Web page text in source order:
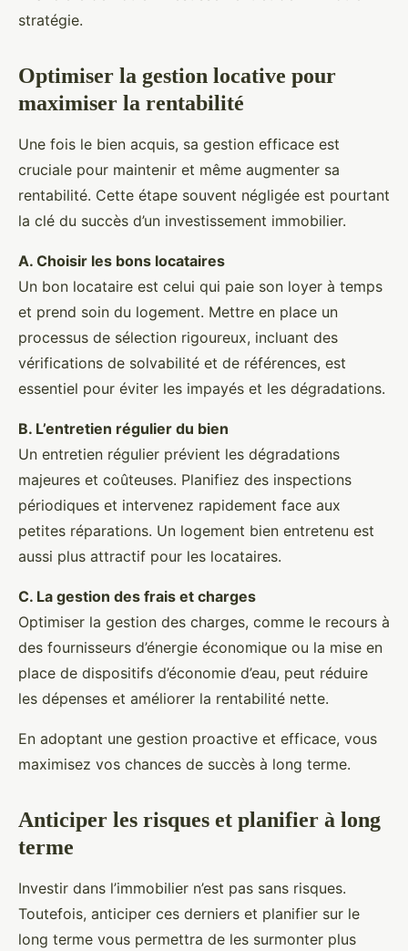
stratégie.
Optimiser la gestion locative pour
maximiser la rentabilité
Une fois le bien acquis, sa gestion efficace est
cruciale pour maintenir et même augmenter sa
rentabilité. Cette étape souvent négligée est pourtant
la clé du succès d’un investissement immobilier.
A. Choisir les bons locataires
Un bon locataire est celui qui paie son loyer à temps
et prend soin du logement. Mettre en place un
processus de sélection rigoureux, incluant des
vérifications de solvabilité et de références, est
essentiel pour éviter les impayés et les dégradations.
B. L’entretien régulier du bien
Un entretien régulier prévient les dégradations
majeures et coûteuses. Planifiez des inspections
périodiques et intervenez rapidement face aux
petites réparations. Un logement bien entretenu est
aussi plus attractif pour les locataires.
C. La gestion des frais et charges
Optimiser la gestion des charges, comme le recours à
des fournisseurs d’énergie économique ou la mise en
place de dispositifs d’économie d’eau, peut réduire
les dépenses et améliorer la rentabilité nette.
En adoptant une gestion proactive et efficace, vous
maximisez vos chances de succès à long terme.
Anticiper les risques et planifier à long
terme
Investir dans l’immobilier n’est pas sans risques.
Toutefois, anticiper ces derniers et planifier sur le
long terme vous permettra de les surmonter plus